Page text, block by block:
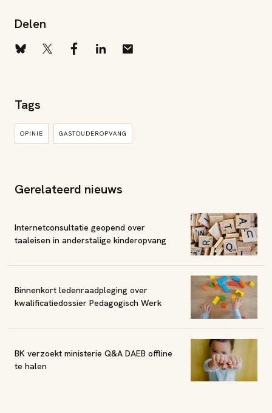
Delen
Tags
OPINIE GASTOUDEROPVANG
Gerelateerd nieuws
Internetconsultatie geopend over
taaleisen in anderstalige kinderopvang
Binnenkort ledenraadpleging over
kwalificatiedossier Pedagogisch Werk
BK verzoekt ministerie Q&A DAEB offline
te halen